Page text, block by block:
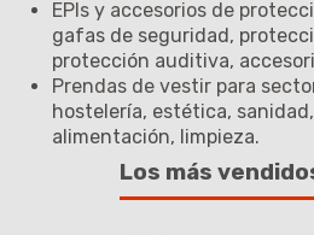
EPIs y accesorios de
gafas de seguridad,
protección auditiva,
Prendas de vestir para
hostelería, estética,
alimentación, limpieza.
Los más